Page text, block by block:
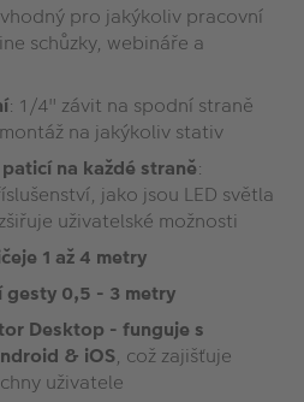
pro jakýkoliv pracovní
schůzky, webináře a
: 1/4" závit na spodní straně
na jakýkoliv stativ
na každé straně:
jako jsou LED světla
uživatelské možnosti
1 až 4 metry
0,5 - 3 metry
Desktop - funguje s
& iOS, což zajišťuje
uživatele